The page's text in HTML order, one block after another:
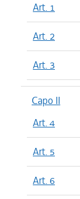
Art. 1
Art. 2
Art. 3
Capo II
Art. 4
Art. 5
Art. 6